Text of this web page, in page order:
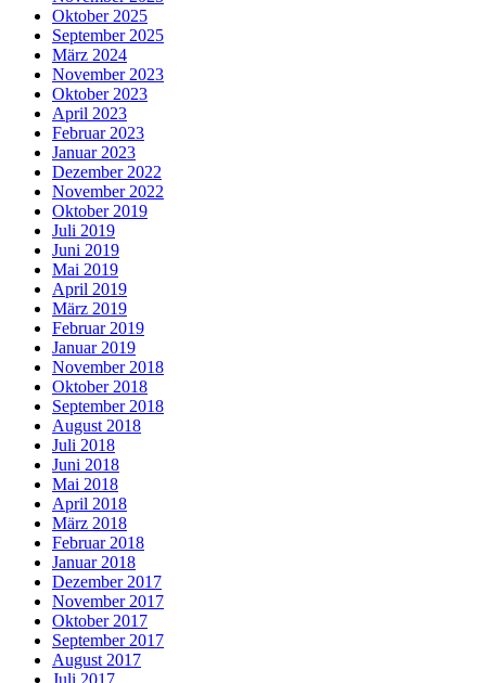
Oktober 2025
September 2025
März 2024
November 2023
Oktober 2023
April 2023
Februar 2023
Januar 2023
Dezember 2022
November 2022
Oktober 2019
Juli 2019
Juni 2019
Mai 2019
April 2019
März 2019
Februar 2019
Januar 2019
November 2018
Oktober 2018
September 2018
August 2018
Juli 2018
Juni 2018
Mai 2018
April 2018
März 2018
Februar 2018
Januar 2018
Dezember 2017
November 2017
Oktober 2017
September 2017
August 2017
Juli 2017